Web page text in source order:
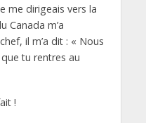
me dirigeais vers la
Canada m’a
il m’a dit : « Nous
tu rentres au
!